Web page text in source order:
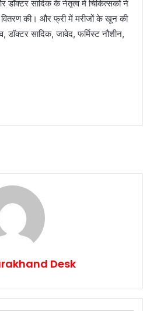
डॉक्टर सादिक के नेतृत्व में चिकित्सकों ने
वितरण की। और फ्री में मरीजों के खून की
डॉक्टर सादिक, जावेद, फर्मिस्ट नौशीन,
Desk